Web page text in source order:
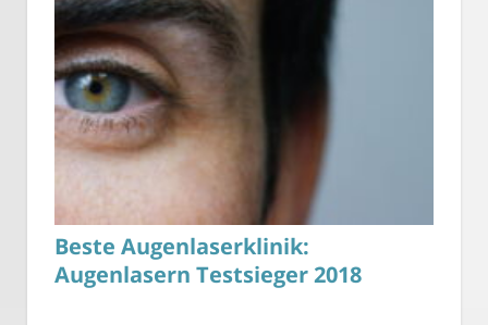
Beste Augenlaserklinik:
Augenlasern Testsieger 2018